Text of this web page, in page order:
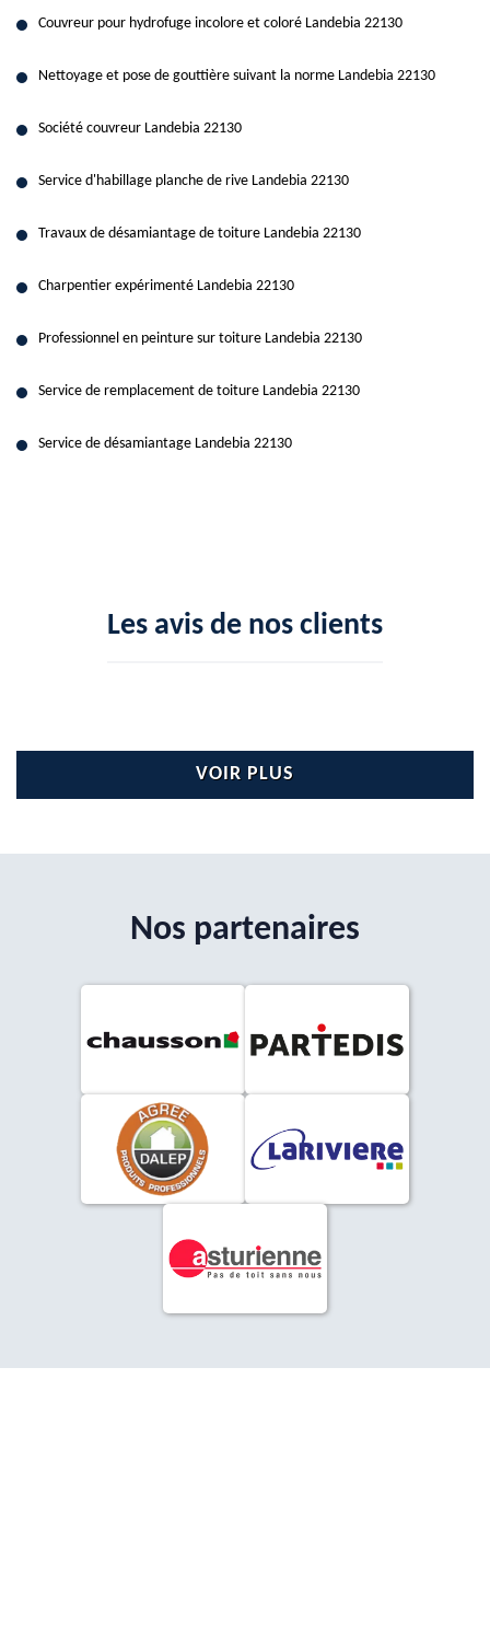
Couvreur pour hydrofuge incolore et coloré Landebia 22130
Nettoyage et pose de gouttière suivant la norme Landebia 22130
Société couvreur Landebia 22130
Service d'habillage planche de rive Landebia 22130
Travaux de désamiantage de toiture Landebia 22130
Charpentier expérimenté Landebia 22130
Professionnel en peinture sur toiture Landebia 22130
Service de remplacement de toiture Landebia 22130
Service de désamiantage Landebia 22130
Les avis de nos clients
VOIR PLUS
Nos partenaires